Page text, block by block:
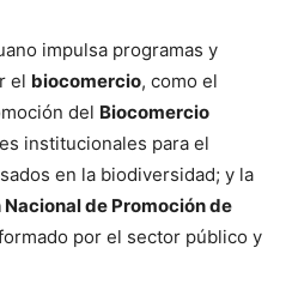
impulsa programas y
el biocomercio, como el
del Biocomercio
institucionales para el
en la biodiversidad; y la
Nacional de Promoción de
por el sector público y